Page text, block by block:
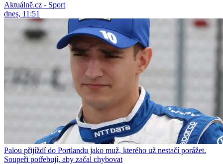
Aktuálně.cz - Sport
dnes, 11:51
Palou přijíždí do Portlandu jako muž, kterého už nestačí porážet.
Soupeři potřebují, aby začal chybovat